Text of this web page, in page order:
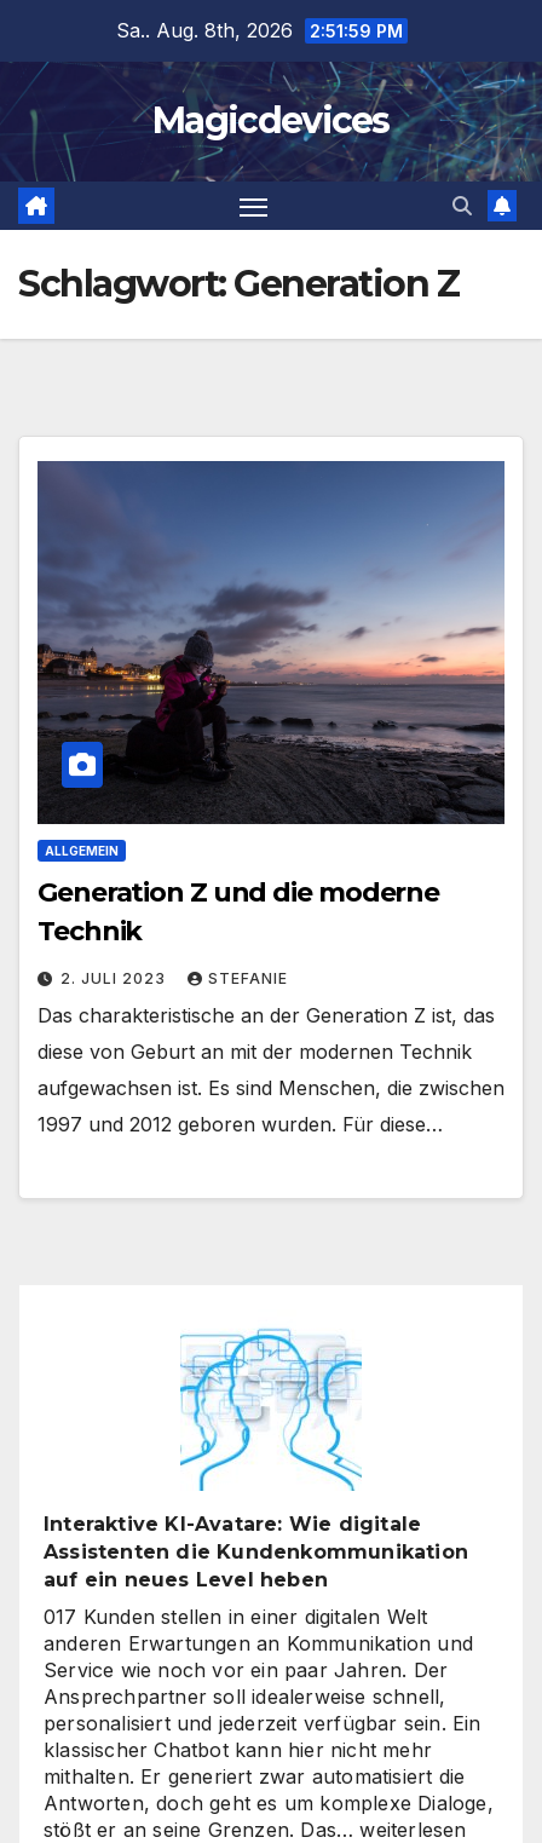
springen
Sa.. Aug. 8th, 2026 2:52:00 PM
Magicdevices
Schlagwort:Generation Z
ALLGEMEIN
Generation Z und die moderne
Technik
2. JULI 2023 STEFANIE
Das charakteristische an der Generation Z ist, das
diese von Geburt an mit der modernen Technik
aufgewachsen ist. Es sind Menschen, die zwischen
1997 und 2012 geboren wurden. Für diese…
Interaktive KI-Avatare: Wie digitale
Assistenten die Kundenkommunikation
auf ein neues Level heben
017 Kunden stellen in einer digitalen Welt
anderen Erwartungen an Kommunikation und
Service wie noch vor ein paar Jahren. Der
Ansprechpartner soll idealerweise schnell,
personalisiert und jederzeit verfügbar sein. Ein
klassischer Chatbot kann hier nicht mehr
mithalten. Er generiert zwar automatisiert die
Antworten, doch geht es um komplexe Dialoge,
stößt er an seine Grenzen. Das…Interaktive
weiterlesen